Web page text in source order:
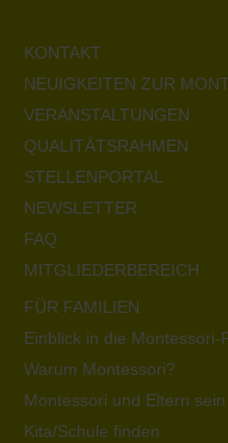
KONTAKT
NEUIGKEITEN ZUR
VERANSTALTUNGEN
QUALITÄTSRAHMEN
STELLENPORTAL
NEWSLETTER
FAQ
MITGLIEDERBEREICH
FÜR FAMILIEN
Einblick in die Montessori-
Warum Montessori?
Montessori und Eltern sein
Kita/Schule finden